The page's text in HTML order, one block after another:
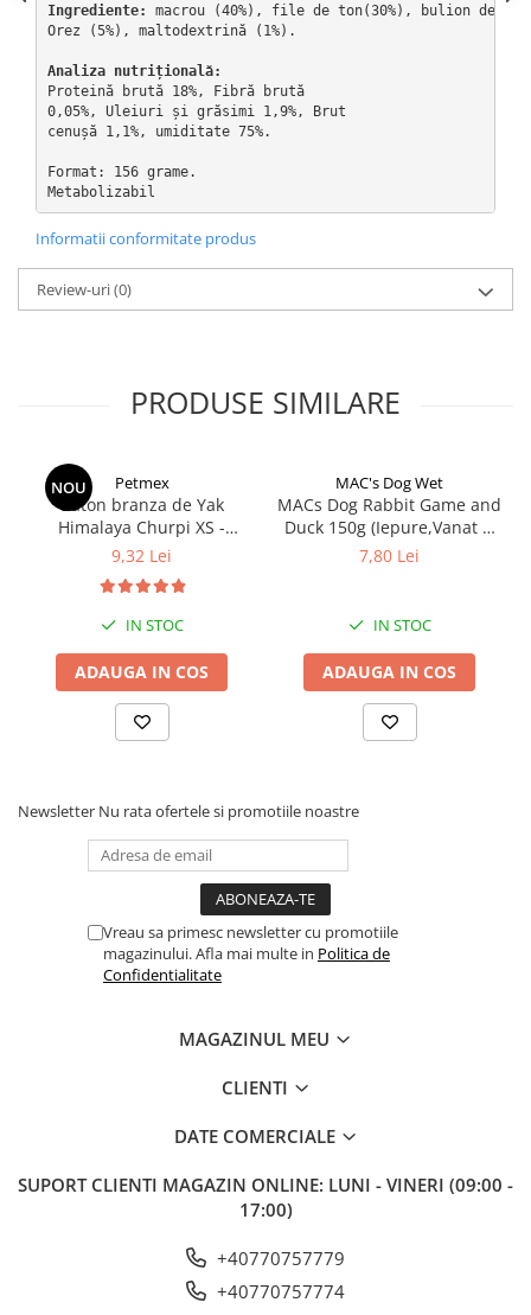
Ingrediente:
macrou (40%), file de ton(30%), bulion de
Orez (5%), maltodextrină (1%).
Analiza nutrițională:
Proteină brută 18%, Fibră brută
0,05%, Uleiuri și grăsimi 1,9%, Brut
cenușă 1,1%, umiditate 75%.
Format: 156 grame.
Metabolizabil
Informatii conformitate produs
Review-uri(0)
PRODUSE SIMILARE
NOU Petmex
Baton branza de Yak
Himalaya Churpi XS -
recompensa caini
9,32 Lei
IN STOC
ADAUGA IN COS
MAC's Dog Wet
MACs Dog Rabbit Game and
Duck 150g (Iepure,Vanat si
Rata)
7,80 Lei
IN STOC
ADAUGA IN COS
Newsletter Nu rata ofertele si promotiile noastre
Vreau sa primesc newsletter cu promotiile
magazinului. Afla mai multe in Politica de
Confidentialitate
MAGAZINUL MEU
CLIENTI
DATE COMERCIALE
SUPORT CLIENTI MAGAZIN ONLINE: LUNI - VINERI (09:00 -
17:00)
+40770757779
+40770757774